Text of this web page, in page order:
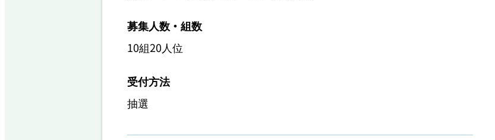
募集人数・組数
10組20人位
受付方法
抽選